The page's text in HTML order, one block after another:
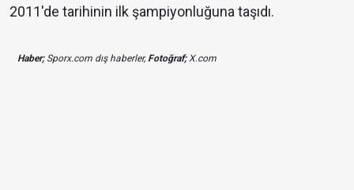
2011'de tarihinin ilk şampiyonluğuna taşıdı.
Haber;Sporx.com dış haberler,Fotoğraf;X.com